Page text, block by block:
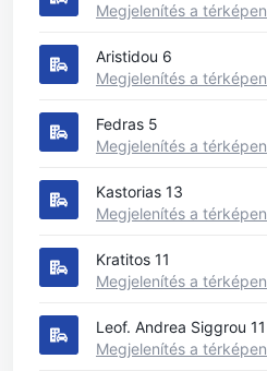
Megjelenítés a térképen
Aristidou 6
Megjelenítés a térképen
Fedras 5
Megjelenítés a térképen
Kastorias 13
Megjelenítés a térképen
Kratitos 11
Megjelenítés a térképen
Leof. Andrea Siggrou 11
Megjelenítés a térképen